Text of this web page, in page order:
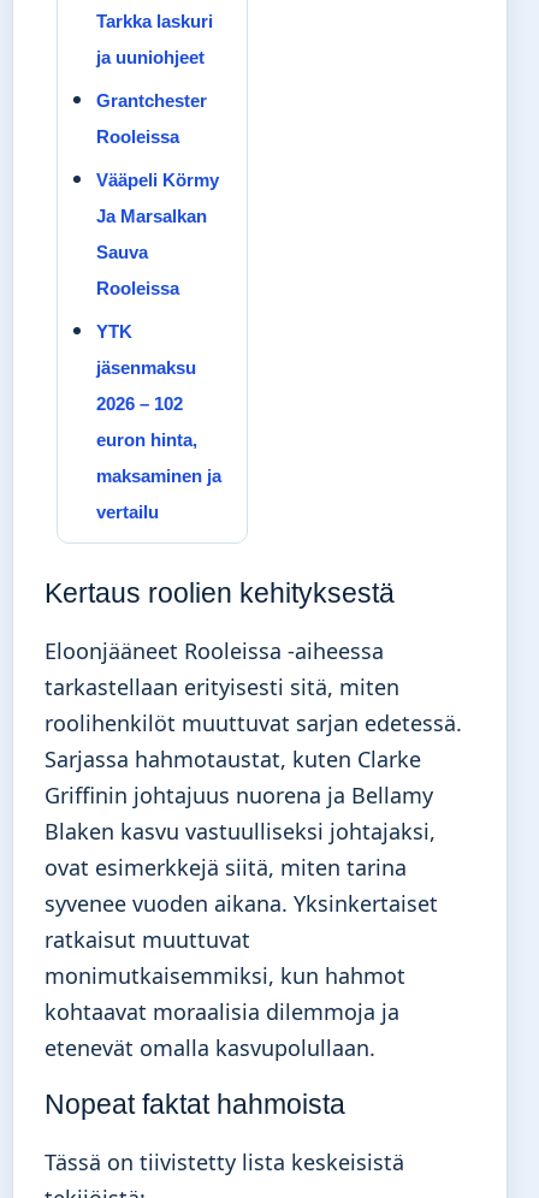
Tarkka laskuri
ja uuniohjeet
Grantchester
Rooleissa
Vääpeli Körmy
Ja Marsalkan
Sauva
Rooleissa
YTK
jäsenmaksu
2026 – 102
euron hinta,
maksaminen ja
vertailu
Kertaus roolien kehityksestä
Eloonjääneet Rooleissa -aiheessa
tarkastellaan erityisesti sitä, miten
roolihenkilöt muuttuvat sarjan edetessä.
Sarjassa hahmotaustat, kuten Clarke
Griffinin johtajuus nuorena ja Bellamy
Blaken kasvu vastuulliseksi johtajaksi,
ovat esimerkkejä siitä, miten tarina
syvenee vuoden aikana. Yksinkertaiset
ratkaisut muuttuvat
monimutkaisemmiksi, kun hahmot
kohtaavat moraalisia dilemmoja ja
etenevät omalla kasvupolullaan.
Nopeat faktat hahmoista
Tässä on tiivistetty lista keskeisistä